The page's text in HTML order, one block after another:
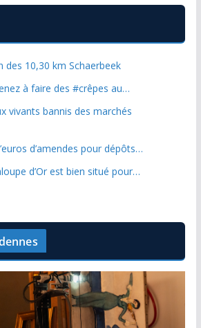
des 10,30 km Schaerbeek
à faire des #crêpes au…
vivants bannis des marchés
d’amendes pour dépôts…
d’Or est bien situé pour…